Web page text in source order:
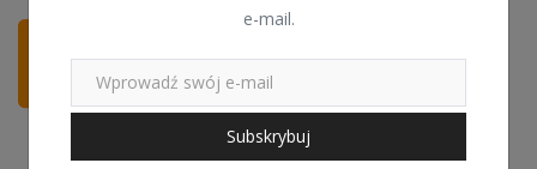
e-mail.
Subskrybuj